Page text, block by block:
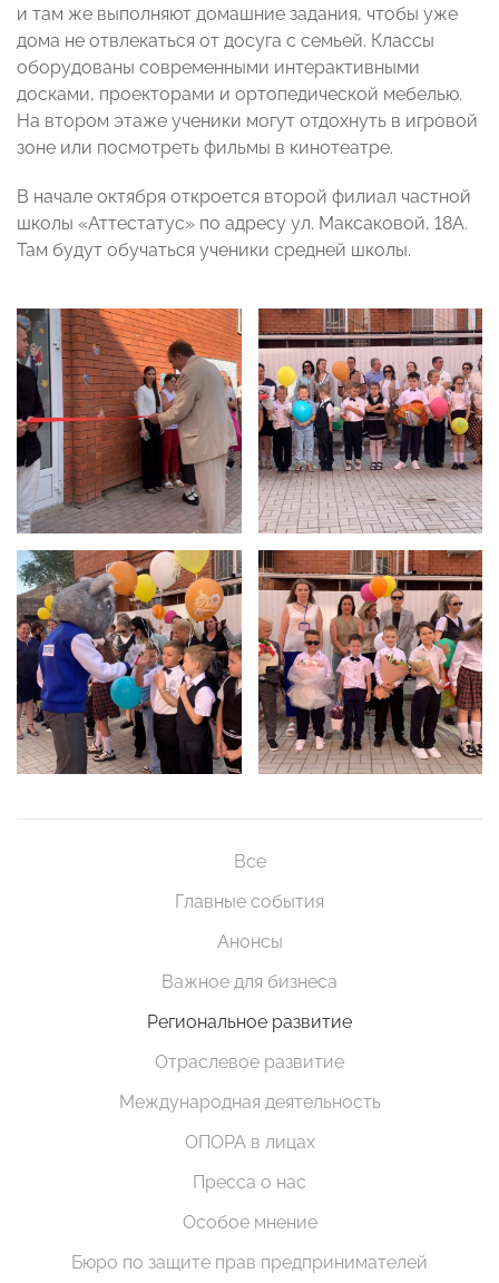
и там же выполняют домашние задания, чтобы уже
дома не отвлекаться от досуга с семьей. Классы
оборудованы современными интерактивными
досками, проекторами и ортопедической мебелью.
На втором этаже ученики могут отдохнуть в игровой
зоне или посмотреть фильмы в кинотеатре.
В начале октября откроется второй филиал частной
школы «Аттестатус» по адресу ул. Максаковой, 18А.
Там будут обучаться ученики средней школы.
Все
Главные события
Анонсы
Важное для бизнеса
Региональное развитие
Отраслевое развитие
Международная деятельность
ОПОРА в лицах
Пресса о нас
Особое мнение
Бюро по защите прав предпринимателей